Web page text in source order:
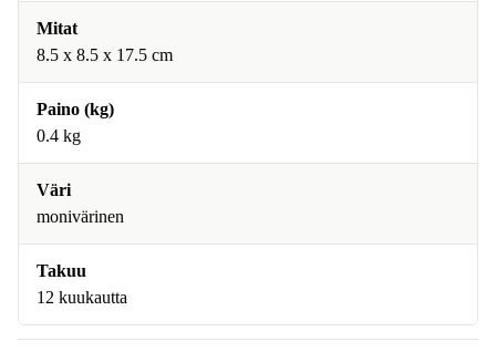
Mitat
8.5 x 8.5 x 17.5 cm
Paino (kg)
0.4 kg
Väri
monivärinen
Takuu
12 kuukautta